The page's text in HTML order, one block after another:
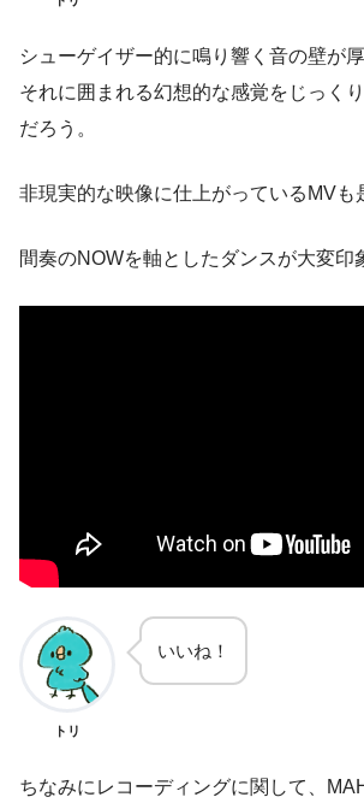
シューゲイザー的に鳴り響く音の壁が
それに囲まれる幻想的な感覚をじっく
だろう。
非現実的な映像に仕上がっているMVも
間奏のNOWを軸としたダンスが大変印
トリ
いいね！
ちなみにレコーディングに関して、